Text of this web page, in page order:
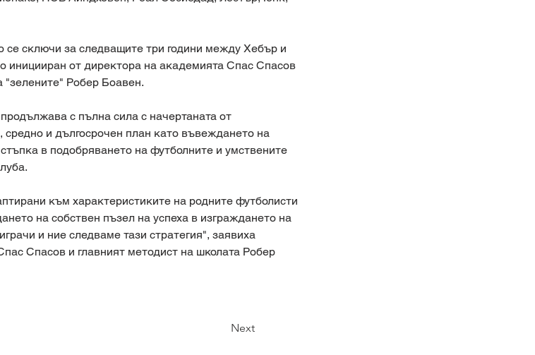
се сключи за следващите три години между Хебър и
иницииран от директора на академията Спас Спасов
"зелените" Робер Боавен.
с пълна сила с начертаната от
средно и дългосрочен план като въвеждането на
в подобряването на футболните и умствените
към характеристиките на родните футболисти
на собствен пъзел на успеха в изграждането на
и ние следваме тази стратегия", заявиха
Спасов и главният методист на школата Робер
Next